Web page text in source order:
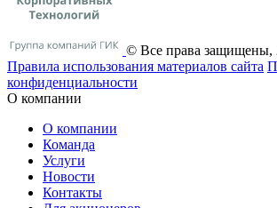
© Все права защищены,
Правила использования материалов сайта
конфиденциальности
О компании
О компании
Команда
Услуги
Новости
Контакты